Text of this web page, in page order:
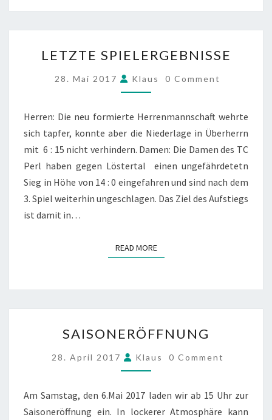
SPIELERGEBNISSE
LETZTE SPIELERGEBNISSE
28. Mai 2017 Klaus COMMENTS
0 Comment
Herren: Die neu formierte Herrenmannschaft wehrte
sich tapfer, konnte aber die Niederlage in Überherrn
mit 6 : 15 nicht verhindern. Damen: Die Damen des TC
Perl haben gegen Löstertal einen ungefährdetetn
Sieg in Höhe von 14 : 0 eingefahren und sind nach dem
3. Spiel weiterhin ungeschlagen. Das Ziel des Aufstiegs
ist damit in…
READ MOREREAD MORE
SAISONERÖFFNUNG
28. April 2017 Klaus COMMENTS
0 Comment
Am Samstag, den 6.Mai 2017 laden wir ab 15 Uhr zur
Saisoneröffnung ein. In lockerer Atmosphäre kann